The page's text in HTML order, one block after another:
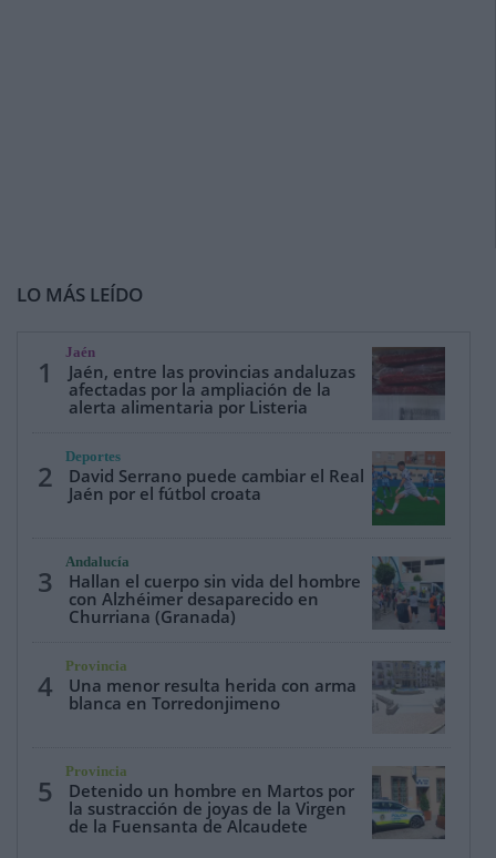
LO MÁS LEÍDO
1
Jaén
Jaén, entre las provincias andaluzas
afectadas por la ampliación de la
alerta alimentaria por Listeria
2
Deportes
David Serrano puede cambiar el Real
Jaén por el fútbol croata
3
Andalucía
Hallan el cuerpo sin vida del hombre
con Alzhéimer desaparecido en
Churriana (Granada)
4
Provincia
Una menor resulta herida con arma
blanca en Torredonjimeno
5
Provincia
Detenido un hombre en Martos por
la sustracción de joyas de la Virgen
de la Fuensanta de Alcaudete